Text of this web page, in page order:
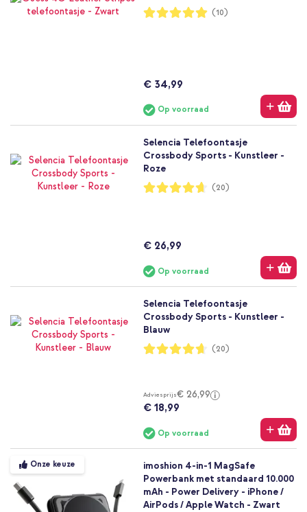
Waardering:
100%
(10)
€ 34,99
Op voorraad
Selencia Telefoontasje
Crossbody Sports - Kunstleer -
Roze
Waardering:
93%
(20)
€ 26,99
Op voorraad
Selencia Telefoontasje
Crossbody Sports - Kunstleer -
Blauw
Waardering:
93%
(20)
Adviesprijs€ 26,99
€ 18,99
Op voorraad
Onze keuze
imoshion 4-in-1 MagSafe
Powerbank met standaard 10.000
mAh - Power Delivery - iPhone /
AirPods / Apple Watch - Zwart